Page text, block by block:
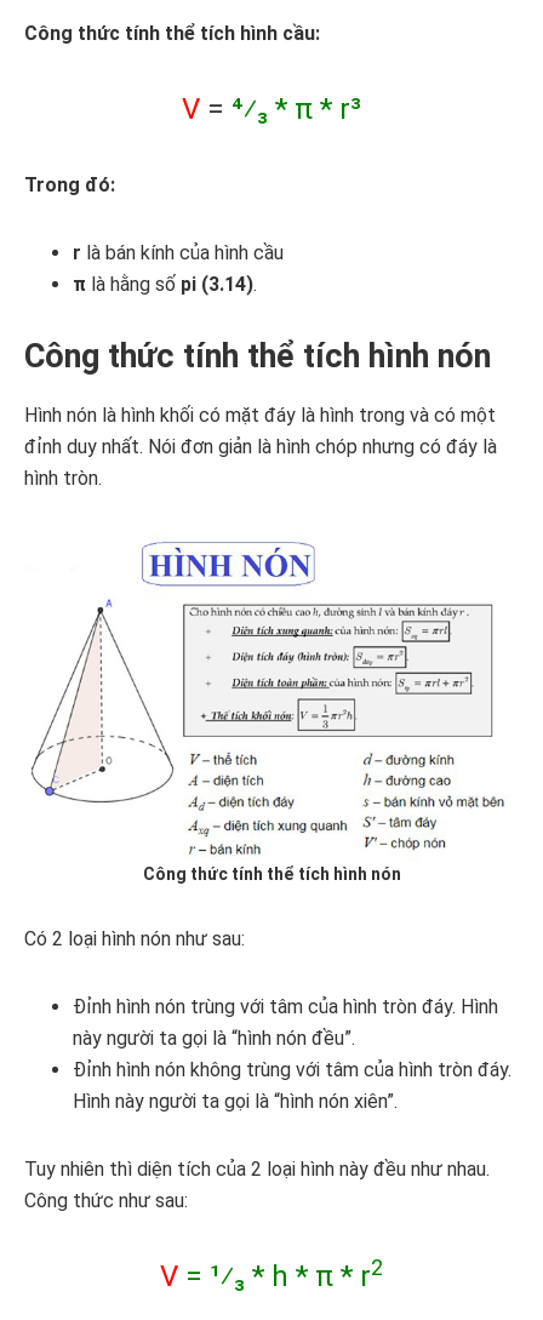
Công thức tính thể tích hình cầu:
V = ⁴⁄₃ * π * r³
Trong đó:
r là bán kính của hình cầu
π là hằng số pi (3.14).
Công thức tính thể tích hình nón
Hình nón là hình khối có mặt đáy là hình trong và có một
đỉnh duy nhất. Nói đơn giản là hình chóp nhưng có đáy là
hình tròn.
Công thức tính thể tích hình nón
Có 2 loại hình nón như sau:
Đỉnh hình nón trùng với tâm của hình tròn đáy. Hình
này người ta gọi là “hình nón đều”.
Đỉnh hình nón không trùng với tâm của hình tròn đáy.
Hình này người ta gọi là “hình nón xiên”.
Tuy nhiên thì diện tích của 2 loại hình này đều như nhau.
Công thức như sau:
V = 1⁄₃ * h * π * r2